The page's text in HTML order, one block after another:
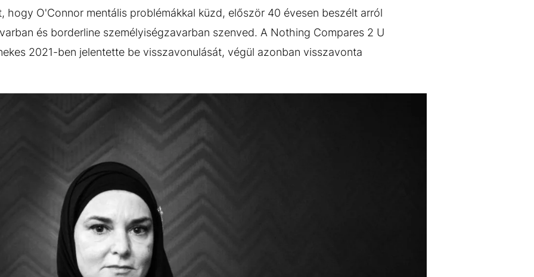
hogy O'Connor mentális problémákkal küzd, először 40 évesen beszélt arról
és borderline személyiségzavarban szenved. A Nothing Compares 2 U
2021-ben jelentette be visszavonulását, végül azonban visszavonta